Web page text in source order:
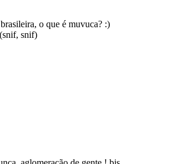
o que é muvuca? :)
snif)